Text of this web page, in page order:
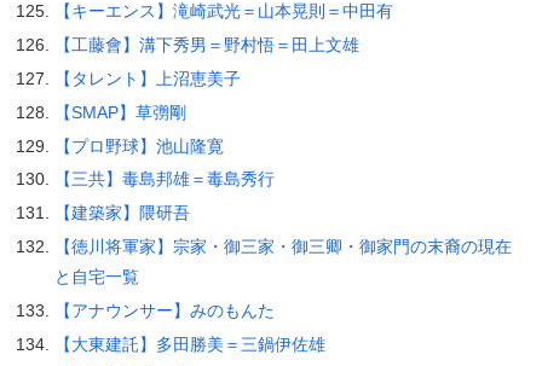
【キーエンス】滝崎武光＝山本晃則＝中田有
【工藤會】溝下秀男＝野村悟＝田上文雄
【タレント】上沼恵美子
【SMAP】草彅剛
【プロ野球】池山隆寛
【三共】毒島邦雄＝毒島秀行
【建築家】隈研吾
【徳川将軍家】宗家・御三家・御三卿・御家門の末裔の現在
と自宅一覧
【アナウンサー】みのもんた
【大東建託】多田勝美＝三鍋伊佐雄